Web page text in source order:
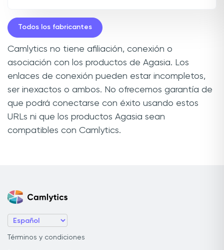
Todos los fabricantes
Camlytics no tiene afiliación, conexión o
asociación con los productos de Agasia. Los
enlaces de conexión pueden estar incompletos,
ser inexactos o ambos. No ofrecemos garantía de
que podrá conectarse con éxito usando estos
URLs ni que los productos Agasia sean
compatibles con Camlytics.
Términos y condiciones